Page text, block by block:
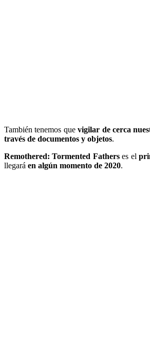
También tenemos quevigilar de cerca
través de documentos y objetos.
Remothered: Tormented Fatherses el
llegará en algún momento de 2020.